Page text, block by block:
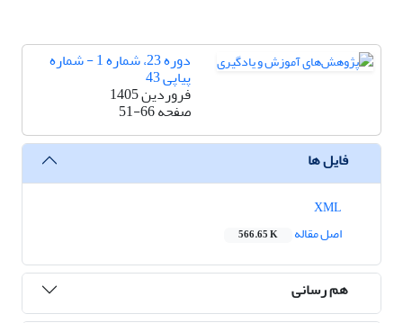
دوره 23، شماره 1 - شماره
پیاپی 43
فروردین 1405
صفحه51-66
فایل ها
اصل مقاله
566.65 K
هم رسانی